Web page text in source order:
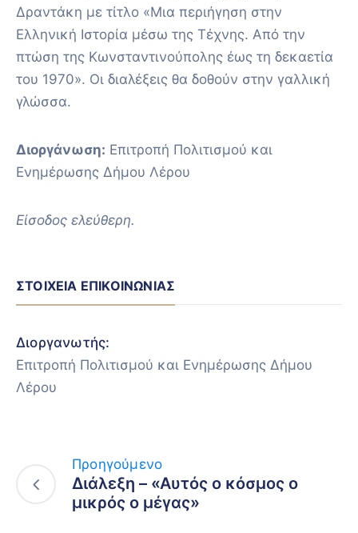
Δραντάκη με τίτλο «Μια περιήγηση στην
Ελληνική Ιστορία μέσω της Τέχνης. Από την
πτώση της Κωνσταντινούπολης έως τη δεκαετία
του 1970». Οι διαλέξεις θα δοθούν στην γαλλική
γλώσσα.
Διοργάνωση: Επιτροπή Πολιτισμού και
Ενημέρωσης Δήμου Λέρου
Είσοδος ελεύθερη.
ΣΤΟΙΧΕΊΑ ΕΠΙΚΟΙΝΩΝΊΑΣ
Διοργανωτής:
Επιτροπή Πολιτισμού και Ενημέρωσης Δήμου
Λέρου
Προηγούμενο
Διάλεξη – «Αυτός ο κόσμος ο
μικρός ο μέγας»